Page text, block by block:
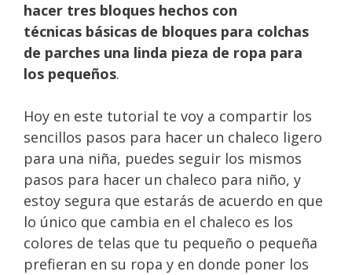
hacer tres bloques hechos con
técnicas básicas de bloques para colchas
de parches una linda pieza de ropa para
los pequeños.
Hoy en este tutorial te voy a compartir los
sencillos pasos para hacer un chaleco ligero
para una niña, puedes seguir los mismos
pasos para hacer un chaleco para niño, y
estoy segura que estarás de acuerdo en que
lo único que cambia en el chaleco es los
colores de telas que tu pequeño o pequeña
prefieran en su ropa y en donde poner los